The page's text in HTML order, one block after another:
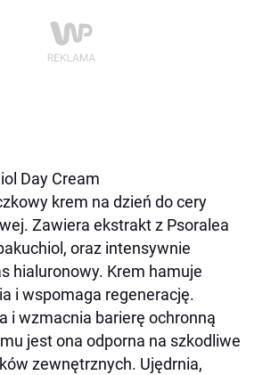
Day Cream
krem na dzień do cery
Zawiera ekstrakt z Psoralea
oraz intensywnie
hialuronowy. Krem hamuje
i wspomaga regenerację.
i wzmacnia barierę ochronną
jest ona odporna na szkodliwe
zewnętrznych. Ujędrnia,